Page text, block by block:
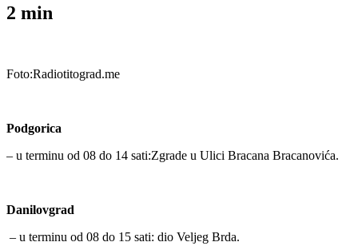
2 min
Foto:Radiotitograd.me
Podgorica
– u terminu od 08 do 14 sati:Zgrade u Ulici Bracana Bracanovića.
Danilovgrad
– u terminu od 08 do 15 sati: dio Veljeg Brda.